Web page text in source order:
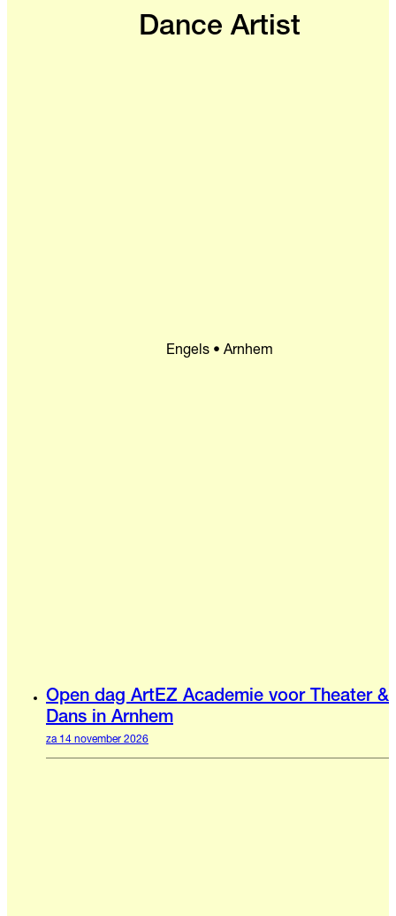
Dance Artist
Engels • Arnhem
Open dag ArtEZ Academie voor Theater &
Dans in Arnhem
za 14 november 2026